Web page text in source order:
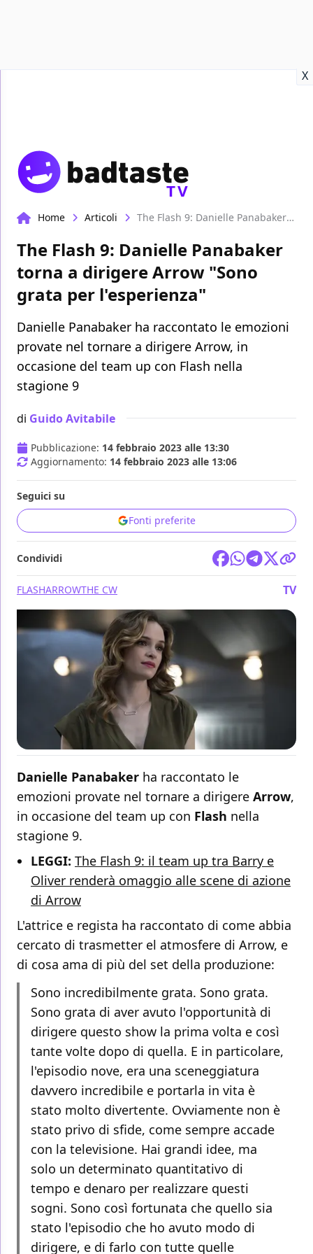
X
TV
Home Articoli The Flash 9: Danielle Panabaker torna a dirigere Arrow "Sono grata per l'esperienza"
The Flash 9: Danielle Panabaker
torna a dirigere Arrow "Sono
grata per l'esperienza"
Danielle Panabaker ha raccontato le emozioni
provate nel tornare a dirigere Arrow, in
occasione del team up con Flash nella
stagione 9
di Guido Avitabile
Pubblicazione: 14 febbraio 2023 alle 13:30
Aggiornamento: 14 febbraio 2023 alle 13:06
Seguici su
Fonti preferite
Condividi
FLASHARROWTHE CW TV
Danielle Panabaker ha raccontato le
emozioni provate nel tornare a dirigere Arrow,
in occasione del team up con Flash nella
stagione 9.
LEGGI: The Flash 9: il team up tra Barry e
Oliver renderà omaggio alle scene di azione
di Arrow
L'attrice e regista ha raccontato di come abbia
cercato di trasmetter el atmosfere di Arrow, e
di cosa ama di più del set della produzione:
Sono incredibilmente grata. Sono grata.
Sono grata di aver avuto l'opportunità di
dirigere questo show la prima volta e così
tante volte dopo di quella. E in particolare,
l'episodio nove, era una sceneggiatura
davvero incredibile e portarla in vita è
stato molto divertente. Ovviamente non è
stato privo di sfide, come sempre accade
con la televisione. Hai grandi idee, ma
solo un determinato quantitativo di
tempo e denaro per realizzare questi
sogni. Sono così fortunata che quello sia
stato l'episodio che ho avuto modo di
dirigere, e di farlo con tutte quelle